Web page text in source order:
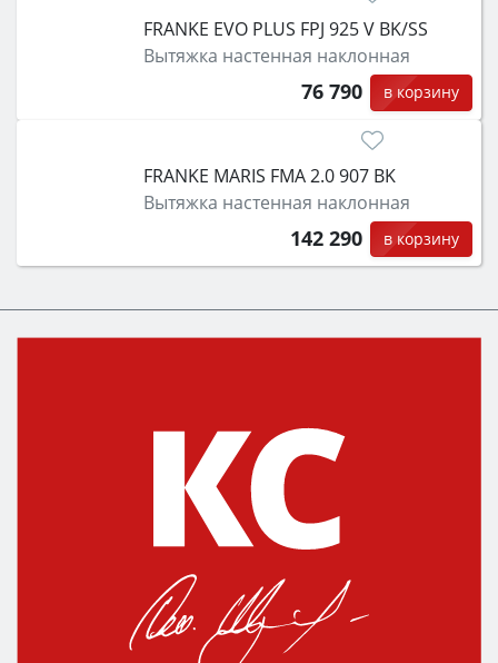
FRANKE EVO PLUS FPJ 925 V BK/SS
Вытяжка настенная наклонная
76 790 в корзину
FRANKE MARIS FMA 2.0 907 BK
Вытяжка настенная наклонная
142 290 в корзину